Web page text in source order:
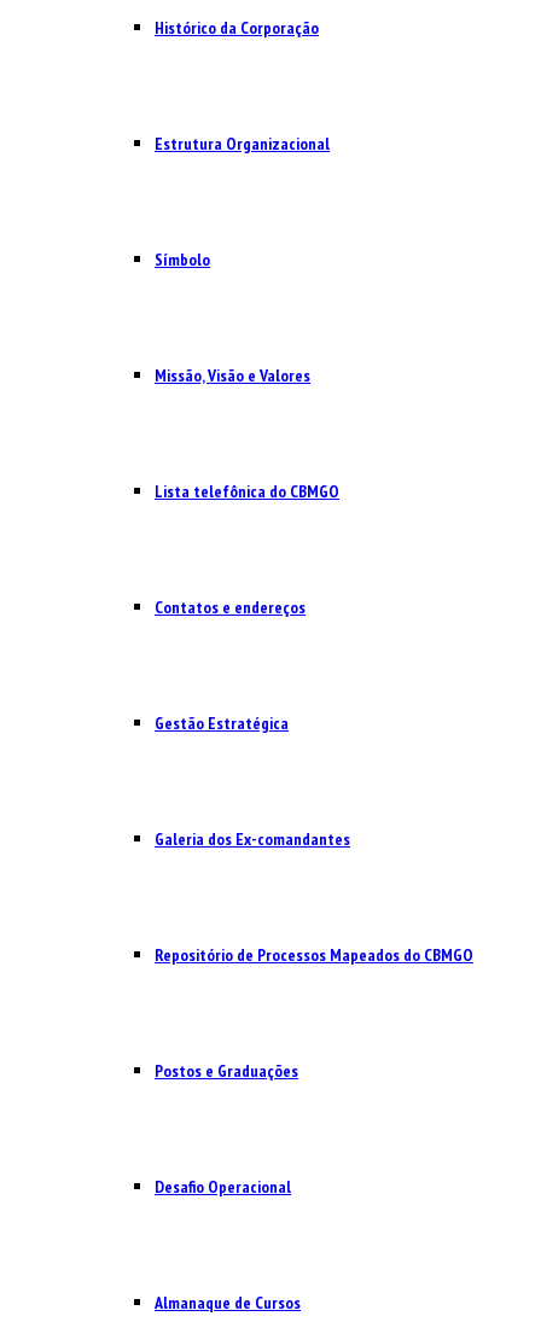
Histórico da Corporação
Estrutura Organizacional
Símbolo
Missão, Visão e Valores
Lista telefônica do CBMGO
Contatos e endereços
Gestão Estratégica
Galeria dos Ex-comandantes
Repositório de Processos Mapeados do CBMGO
Postos e Graduações
Desafio Operacional
Almanaque de Cursos